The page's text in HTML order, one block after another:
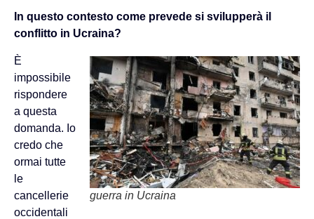
In questo contesto come prevede si svilupperà il
conflitto in Ucraina?
guerra in Ucraina
È
impossibile
rispondere
a questa
domanda. Io
credo che
ormai tutte
le
cancellerie
occidentali